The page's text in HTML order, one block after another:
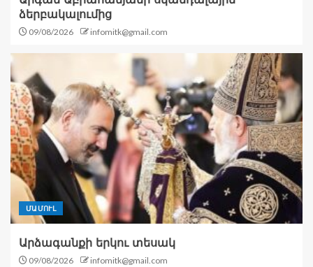
ձերբակալումից
09/08/2026 infomitk@gmail.com
ՄԱՄՈՒԼ
Արձագանքի երկու տեսակ
09/08/2026 infomitk@gmail.com